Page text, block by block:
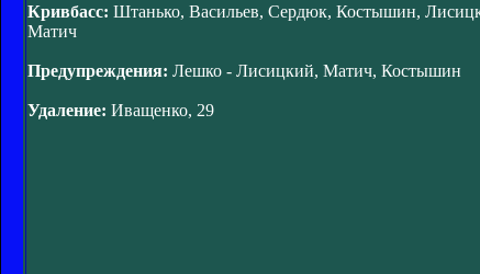
Кривбасс: Штанько, Васильев, Сердюк, Костышин,
Матич
Предупреждения: Лешко - Лисицкий, Матич, Костышин
Удаление: Иващенко, 29